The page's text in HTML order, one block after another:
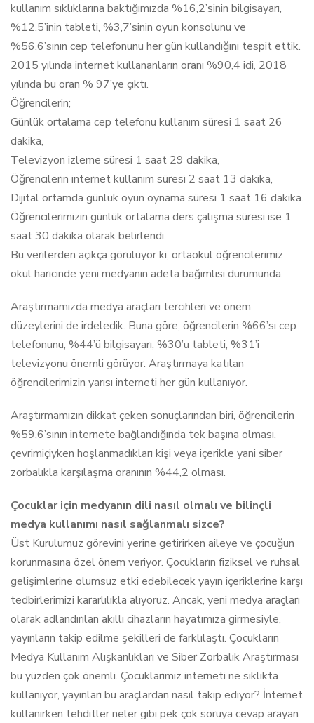
kullanım sıklıklarına baktığımızda %16,2’sinin bilgisayarı,
%12,5’inin tableti, %3,7’sinin oyun konsolunu ve
%56,6’sının cep telefonunu her gün kullandığını tespit ettik.
2015 yılında internet kullananların oranı %90,4 idi, 2018
yılında bu oran % 97’ye çıktı.
Öğrencilerin;
Günlük ortalama cep telefonu kullanım süresi 1 saat 26
dakika,
Televizyon izleme süresi 1 saat 29 dakika,
Öğrencilerin internet kullanım süresi 2 saat 13 dakika,
Dijital ortamda günlük oyun oynama süresi 1 saat 16 dakika.
Öğrencilerimizin günlük ortalama ders çalışma süresi ise 1
saat 30 dakika olarak belirlendi.
Bu verilerden açıkça görülüyor ki, ortaokul öğrencilerimiz
okul haricinde yeni medyanın adeta bağımlısı durumunda.
Araştırmamızda medya araçları tercihleri ve önem
düzeylerini de irdeledik. Buna göre, öğrencilerin %66’sı cep
telefonunu, %44’ü bilgisayarı, %30’u tableti, %31’i
televizyonu önemli görüyor. Araştırmaya katılan
öğrencilerimizin yarısı interneti her gün kullanıyor.
Araştırmamızın dikkat çeken sonuçlarından biri, öğrencilerin
%59,6’sının internete bağlandığında tek başına olması,
çevrimiçiyken hoşlanmadıkları kişi veya içerikle yani siber
zorbalıkla karşılaşma oranının %44,2 olması.
Çocuklar için medyanın dili nasıl olmalı ve bilinçli
medya kullanımı nasıl sağlanmalı sizce?
Üst Kurulumuz görevini yerine getirirken aileye ve çocuğun
korunmasına özel önem veriyor. Çocukların fiziksel ve ruhsal
gelişimlerine olumsuz etki edebilecek yayın içeriklerine karşı
tedbirlerimizi kararlılıkla alıyoruz. Ancak, yeni medya araçları
olarak adlandırılan akıllı cihazların hayatımıza girmesiyle,
yayınların takip edilme şekilleri de farklılaştı. Çocukların
Medya Kullanım Alışkanlıkları ve Siber Zorbalık Araştırması
bu yüzden çok önemli. Çocuklarımız interneti ne sıklıkta
kullanıyor, yayınları bu araçlardan nasıl takip ediyor? İnternet
kullanırken tehditler neler gibi pek çok soruya cevap arayan